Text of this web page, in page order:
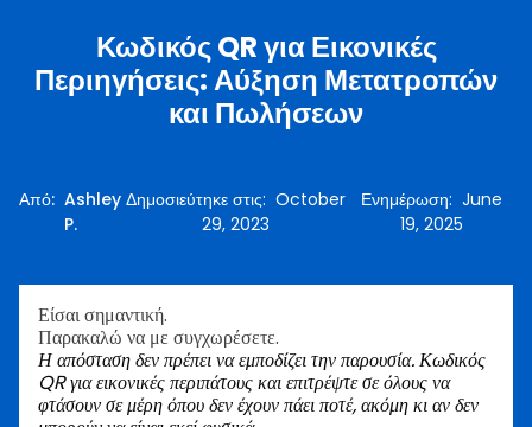
Κωδικός QR για Εικονικές
Περιηγήσεις: Αύξηση Μετατροπών
και Πωλήσεων
Από: Ashley
P.
Δημοσιεύτηκε στις: October
29, 2023
Ενημέρωση: June
19, 2025
Είσαι σημαντική.
Παρακαλώ να με συγχωρέσετε.
Η απόσταση δεν πρέπει να εμποδίζει την παρουσία.Κωδικός
QR για εικονικές περιπάτουςκαι επιτρέψτε σε όλους να
φτάσουν σε μέρη όπου δεν έχουν πάει ποτέ, ακόμη κι αν δεν